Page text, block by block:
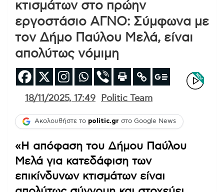
κτισμάτων στο πρώην
εργοστάσιο ΑΓΝΟ: Σύμφωνα με
τον Δήμο Παύλου Μελά, είναι
απολύτως νόμιμη
18/11/2025, 17:49 Politic Team
Ακολουθήστε το politic.gr στο Google News
«Η απόφαση του Δήμου Παύλου
Μελά για κατεδάφιση των
επικίνδυνων κτισμάτων είναι